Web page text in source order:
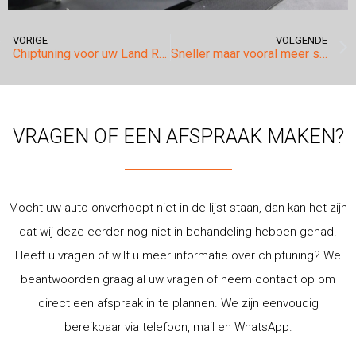
VORIGE
Chiptuning voor uw Land Rover Defender 2.2TDCi.
VOLGENDE
Sneller maar vooral meer souplesse voor de Volkswagen Caddy
VRAGEN OF EEN AFSPRAAK MAKEN?
Mocht uw auto onverhoopt niet in de lijst staan, dan kan het zijn
dat wij deze eerder nog niet in behandeling hebben gehad.
Heeft u vragen of wilt u meer informatie over chiptuning? We
beantwoorden graag al uw vragen of neem contact op om
direct een afspraak in te plannen. We zijn eenvoudig
bereikbaar via telefoon, mail en WhatsApp.